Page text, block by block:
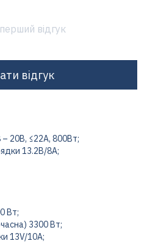
відгук
відгук
– 20В, ≤22A, 800Вт;
13.2В/8A;
Вт;
3300 Вт;
13V/10A;